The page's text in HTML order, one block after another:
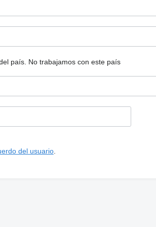
país. No trabajamos con este país
del usuario.